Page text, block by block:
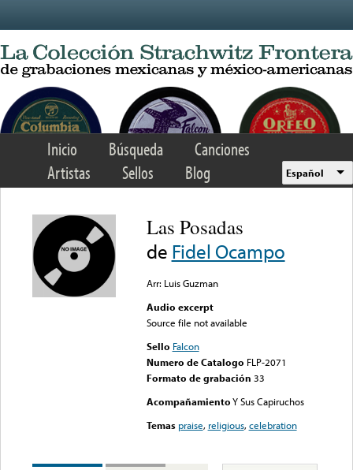
Inicio Búsqueda
Canciones
Artistas
Sellos Blog Español
Las Posadas
de Fidel Ocampo
Arr: Luis Guzman
Audio excerpt
Source file not available
Sello Falcon
Numero de Catalogo FLP-2071
Formato de grabación 33
AcompañamientoY Sus Capiruchos
Temas praise, religious,celebration